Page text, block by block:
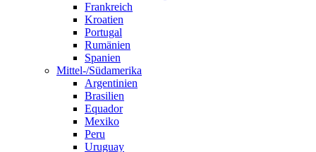
Frankreich
Kroatien
Portugal
Rumänien
Spanien
Mittel-/Südamerika
Argentinien
Brasilien
Equador
Mexiko
Peru
Uruguay